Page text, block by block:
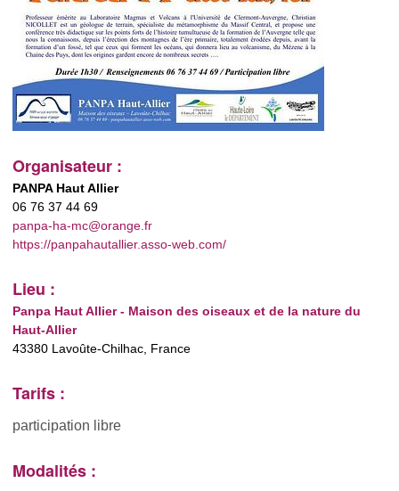
Organisateur :
PANPA Haut Allier
06 76 37 44 69
panpa-ha-mc@orange.fr
https://panpahautallier.asso-web.com/
Lieu :
Panpa Haut Allier - Maison des oiseaux et de la nature du
Haut-Allier
43380 Lavoûte-Chilhac, France
Tarifs :
participation libre
Modalités :